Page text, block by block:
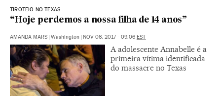
TIROTEIO NO TEXAS
“Hoje perdemos a nossa filha de 14 anos”
AMANDA MARS | Washington | NOV 06, 2017 - 09:06 EST
A adolescente Annabelle é a
primeira vítima identificada
do massacre no Texas